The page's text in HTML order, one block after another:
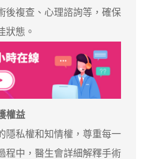
後複查、心理諮詢等，確保
狀態。
權益
私權和知情權，尊重每一
程中，醫生會詳細解釋手術